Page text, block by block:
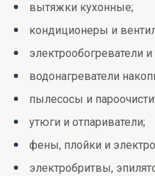
вытяжки кухонные;
кондиционеры и
электрообогреватели
водонагреватели
пылесосы и
утюги и отпариватели;
фены, плойки и
электробритвы,